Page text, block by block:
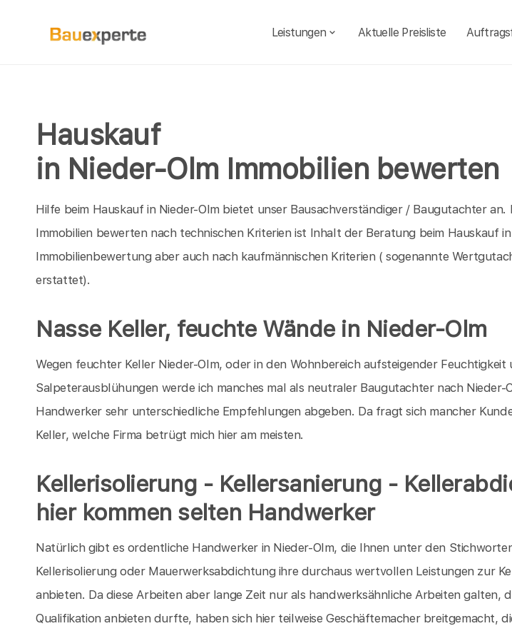
Leistungen Aktuelle Preisliste
Hauskauf
in Nieder-Olm Immobilien bewerten
Hilfe beim Hauskauf in Nieder-Olm bietet unser Bausachverständiger / Baugutachter an.
Immobilien bewerten nach technischen Kriterien ist Inhalt der Beratung beim Hauskauf
Immobilienbewertung aber auch nach kaufmännischen Kriterien ( sogenannte
erstattet).
Nasse Keller, feuchte Wände in Nieder-Olm
Wegen feuchter Keller Nieder-Olm, oder in den Wohnbereich aufsteigender Feuchtigkeit
Salpeterausblühungen werde ich manches mal als neutraler Baugutachter nach Nieder-
Handwerker sehr unterschiedliche Empfehlungen abgeben. Da fragt sich mancher
Keller, welche Firma betrügt mich hier am meisten.
Kellerisolierung - Kellersanierung -
hier kommen selten Handwerker
Natürlich gibt es ordentliche Handwerker in Nieder-Olm, die Ihnen unter den
Kellerisolierung oder Mauerwerksabdichtung ihre durchaus wertvollen Leistungen zur
anbieten. Da diese Arbeiten aber lange Zeit nur als handwerksähnliche Arbeiten galten,
Qualifikation anbieten durfte, haben sich hier teilweise Geschäftemacher breitgemacht,